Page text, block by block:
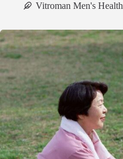
Vitroman Men's Health